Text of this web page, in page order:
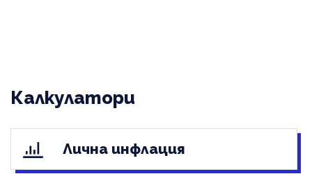
Калкулатори
Лична инфлация